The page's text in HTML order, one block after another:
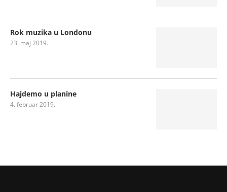
Rok muzika u Londonu
23. maj 2019.
Hajdemo u planine
4. februar 2019.